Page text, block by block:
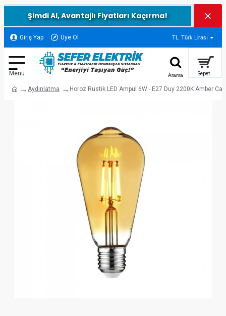
Şimdi Al, Avantajlı Fiyatları Kaçırma!
Giriş Yap Üye Ol TL Türk Lirası
Aydınlatma Horoz Rustik LED Ampul 6W - E27 Duy 2200K Amber